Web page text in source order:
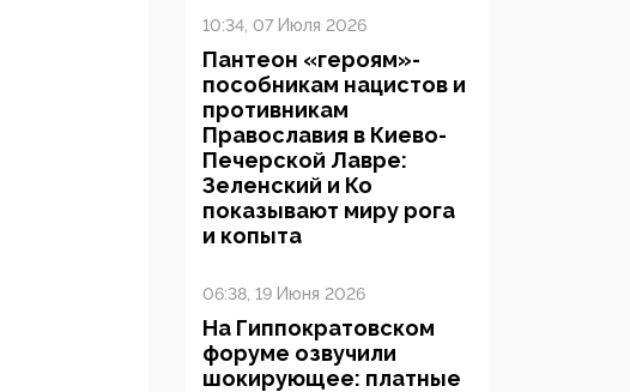
10:34, 07 Июля 2026
Пантеон «героям»-
пособникам нацистов и
противникам
Православия в Киево-
Печерской Лавре:
Зеленский и Ко
показывают миру рога
и копыта
06:38, 19 Июня 2026
На Гиппократовском
форуме озвучили
шокирующее: платные